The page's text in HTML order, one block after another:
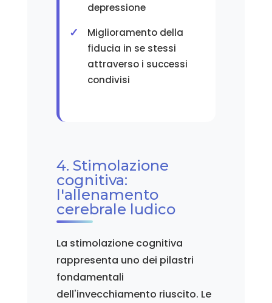
depressione
Miglioramento della
fiducia in se stessi
attraverso i successi
condivisi
4. Stimolazione
cognitiva:
l'allenamento
cerebrale ludico
La stimolazione cognitiva
rappresenta uno dei pilastri
fondamentali
dell'invecchiamento riuscito. Le